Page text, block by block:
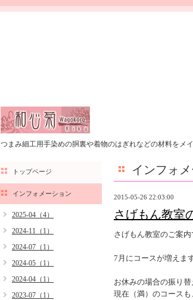
つまみ細工用手染めの胴裏や着物のはぎれなどの材料をメ
インフォ
2015-05-26 22:03:00
さげもん教室
さげもん教室のご案内
7月にコースが増えます
お休みの場合の振り替
現在（満）のコース
トップページ
インフォメーション
2025-04（4）
2024-11（1）
2024-07（1）
2024-05（1）
2024-04（1）
2023-07（1）